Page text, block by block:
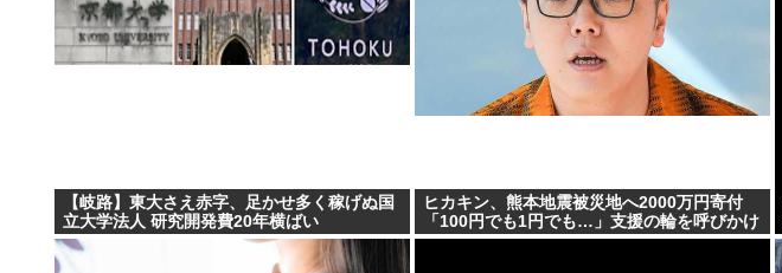
【岐路】東大さえ赤字、足かせ多く稼げぬ国
立大学法人 研究開発費20年横ばい
ヒカキン、熊本地震被災地へ2000万円寄付
「100円でも1円でも…」支援の輪を呼びかけ